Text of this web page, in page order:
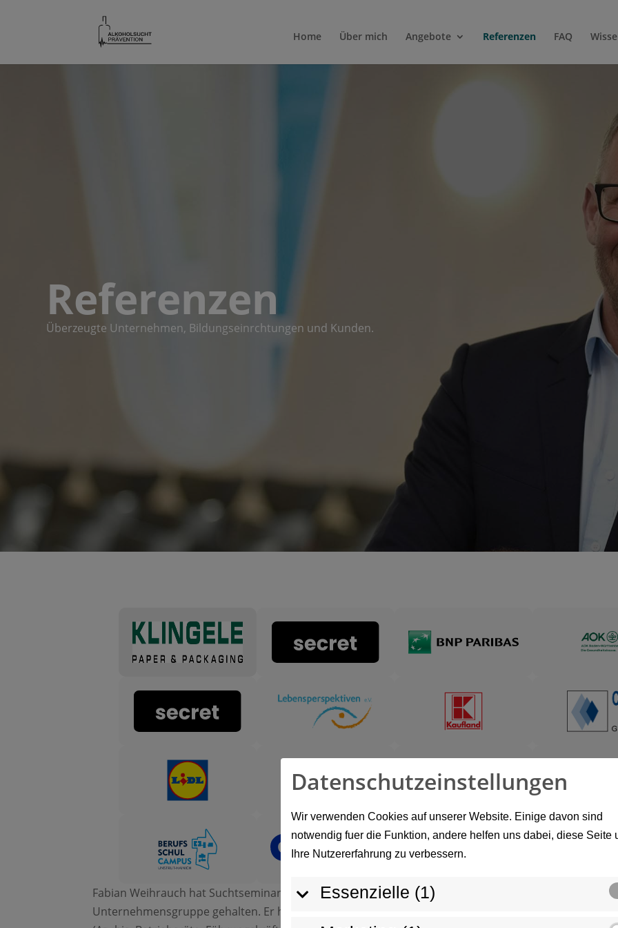
Datenschutzeinstellungen
Wir verwenden Cookies auf unserer Website. Einige davon sind
notwendig fuer die Funktion, andere helfen uns dabei, diese Seite
Ihre Nutzererfahrung zu verbessern.
Essenzielle (1)
Home Über mich Angebote Referenzen FAQ
Referenzen
Überzeugte Unternehmen, Bildungseinrchtungen und Kunden.
Fabian Weihrauch hat Suchtseminare an mehreren Standorten unserer
Unternehmensgruppe gehalten. Er hat es geschafft, sich mühelos auf jede Zielgruppe